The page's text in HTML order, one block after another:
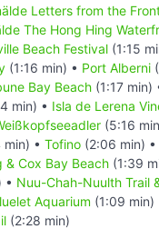
Letters from the
The Hong Hing
Beach Festival (1:15
(1:16 min) • Port Alberni
Bay Beach (1:17 min)
min) • Isla de Lerena
(5:16
min) • Tofino (2:06 min) •
& Cox Bay Beach (1:39
• Nuu-Chah-Nuulth Trail
Aquarium (1:09 min)
(2:28 min)